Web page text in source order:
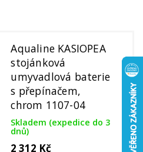
Aqualine KASIOPEA
stojánková
umyvadlová baterie
s přepínačem,
chrom 1107-04
Skladem (expedice do 3
dnů)
2 312 Kč